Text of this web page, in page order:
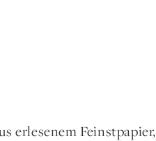
erlesenem Feinstpapier,